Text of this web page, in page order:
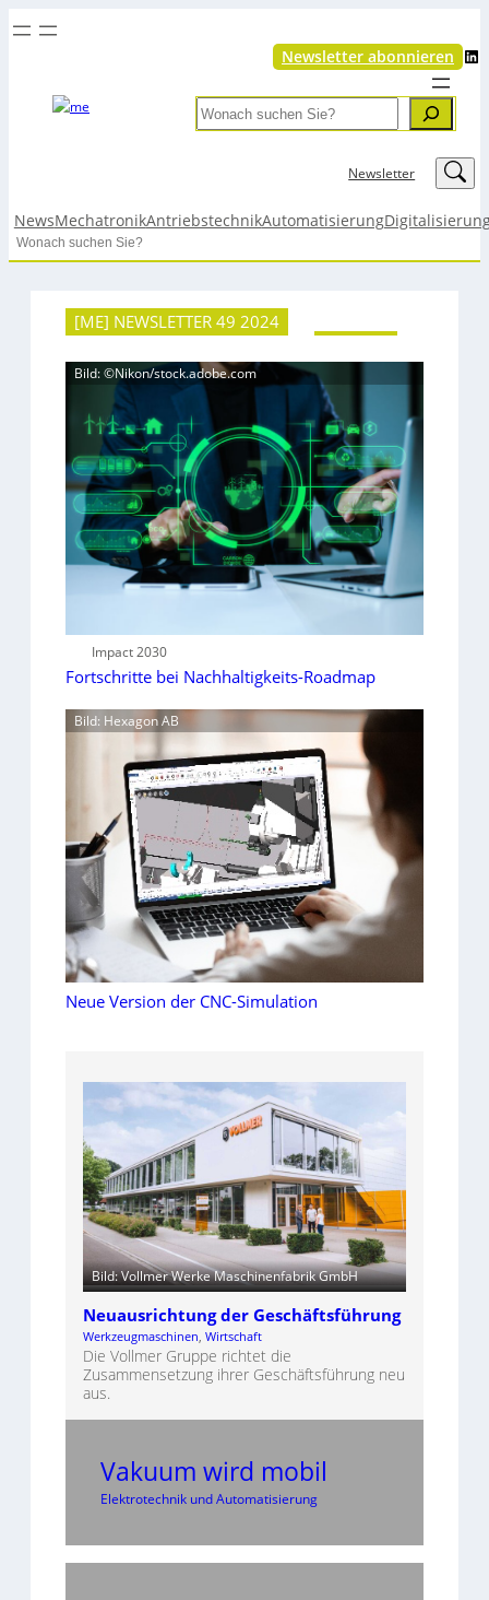
Newsletter abonnieren LinkedIn
Search
Newsletter LinkedIn
NewsMechatronikAntriebstechnikAutomatisierung
Search
[ME] NEWSLETTER 49 2024
Bild: ©Nikon/stock.adobe.com
Impact 2030
Fortschritte bei Nachhaltigkeits-Roadmap
Bild: Hexagon AB
Neue Version der CNC-Simulation
Bild: Vollmer Werke Maschinenfabrik GmbH
Neuausrichtung der Geschäftsführung
Werkzeugmaschinen Wirtschaft
Die Vollmer Gruppe richtet die
Zusammensetzung ihrer Geschäftsführung neu
aus.
Vakuum wird mobil
Elektrotechnik und Automatisierung